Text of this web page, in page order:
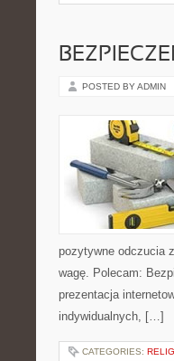
POSTED BY ADMIN
pozytywne odczucia
wagę. Polecam:
prezentacja
indywidualnych, […]
CATEGORIES: